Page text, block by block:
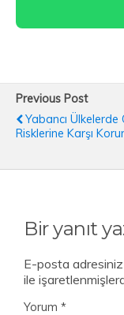
Previous Post
Yabancı Ülkelerde
Risklerine Karşı
Bir yanıt
E-posta
ile
Yorum *